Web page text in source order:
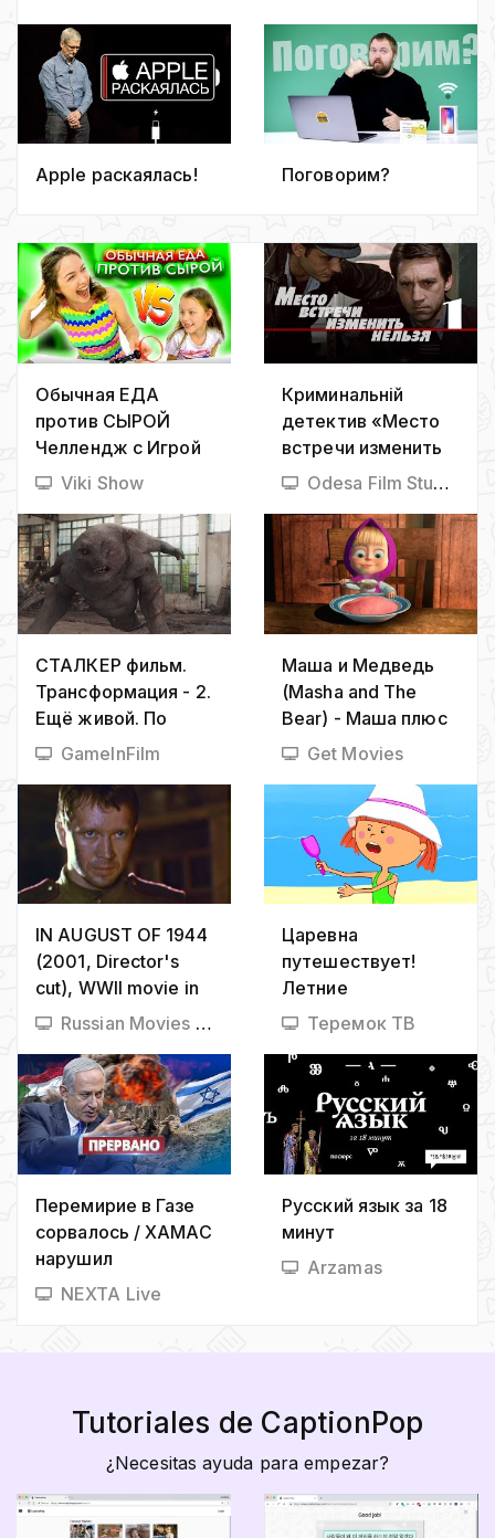
Apple раскаялась! Поговорим?
Обычная ЕДА
против СЫРОЙ
Челлендж с Игрой
Пати РУССКАЯ
Шоу
Viki Show
Криминальній
детектив «Место
встречи изменить
нельзя» (1979) 1-я
Станислава
Говорухина
Odesa Film Studio
СТАЛКЕР фильм.
Трансформация - 2.
Ещё живой. По
мотивам игры.
GameInFilm
Маша и Медведь
(Masha and The
Bear) - Маша плюс
каша (17 Серия)
Get Movies
IN AUGUST OF 1944
(2001, Director's
сut), WWII movie in
Russian with English
Russian Movies With English Subtitles
Царевна
путешествует!
Летние
приключения -
Царевна -
Мультфильмы для
детей
Теремок ТВ
Перемирие в Газе
сорвалось / ХАМАС
нарушил
"оперативную
NEXTA Live
Русский язык за 18
минут
Arzamas
Tutoriales de CaptionPop
¿Necesitas ayuda para empezar?